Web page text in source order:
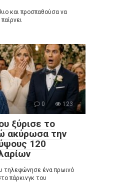
και προσπαθούσα να
0 123
ξύρισε το
ακύρωσα την
120
τηλεφώνησε ένα πρωινό
πάρκινγκ του